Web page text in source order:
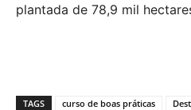
plantada de 78,9 mil
TAGS curso de boas práticas